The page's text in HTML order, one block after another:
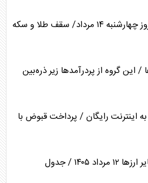
آخرین قیمت طلا و سکه امروز چهارشنبه ۱۴ مرداد/ سقف طلا و سکه
این گروه از پردرآمد‌ها زیر ذره‌بین
اینترنت رایگان / پرداخت قبوض با
/ جدول